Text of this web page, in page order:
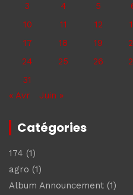
3
4 5
10
11 12
17
18 19
24
25 26
31
« Avr
Juin »
Catégories
174 (1)
agro (1)
Album Announcement (1)